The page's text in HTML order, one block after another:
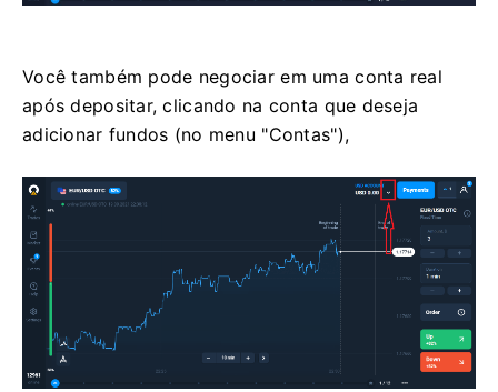
Você também pode negociar em uma conta real
após depositar, clicando na conta que deseja
adicionar fundos (no menu "Contas"),